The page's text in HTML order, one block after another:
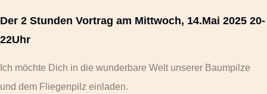
Der 2 Stunden Vortrag am Mittwoch, 14.Mai 2025 20-
22Uhr
Ich möchte Dich in die wunderbare Welt unserer Baumpilze
und dem Fliegenpilz einladen.